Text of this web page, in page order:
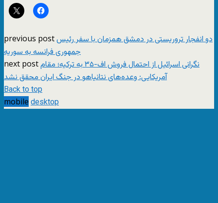
previous postدو انفجار تروریستی در دمشق همزمان با سفر رئیس‌
جمهوری فرانسه به سوریه
next postنگرانی اسرائیل از احتمال فروش اف-۳۵ به ترکیه؛ مقام
آمریکایی: وعده‌های نتانیاهو در جنگ ایران محقق نشد
Back to top
mobile desktop